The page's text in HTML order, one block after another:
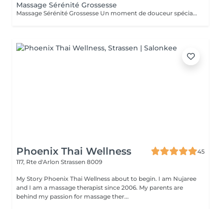
Massage Sérénité Grossesse
Massage Sérénité Grossesse Un moment de douceur spécialement dédié aux futures mamans. Ce massage relaxant aide à soulager les tensions du dos, des jambes et des épaules, tout en favorisant une profonde sensation de détente et de bien-être. Réalisé avec des gestes doux et adaptés à la grossesse, il améliore la circulation, apaise les inconforts liés aux changements du corps et offre un instant précieux de sérénité pour la maman et son bébé. Ce soin est recommandé à partir du 2 trimestre de grossesse et est réalisé dans une position confortable et sécurisée. Un véritable moment de calme pour prendre soin de vous pendant cette période si spéciale.
Phoenix Thai Wellness
45
117, Rte d'Arlon Strassen 8009
My Story Phoenix Thai Wellness about to begin. I am Nujaree
and I am a massage therapist since 2006. My parents are
behind my passion for massage ther...